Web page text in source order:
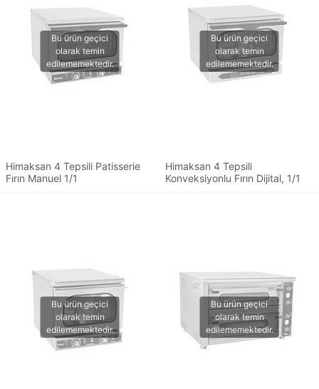
Himaksan 4 Tepsili Patisserie
Fırın Manuel 1/1
Himaksan 4 Tepsili
Konveksiyonlu Fırın Dijital, 1/1